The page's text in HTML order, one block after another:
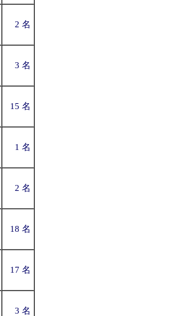
2 名
3 名
15 名
1 名
2 名
18 名
17 名
3 名